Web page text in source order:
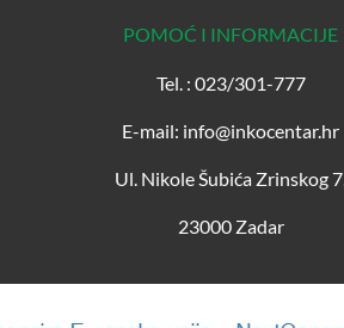
POMOĆ I INFORMACIJE
Tel. : 023/301-777
E-mail: info@inkocentar.hr
Ul. Nikole Šubića Zrinskog 7,
23000 Zadar